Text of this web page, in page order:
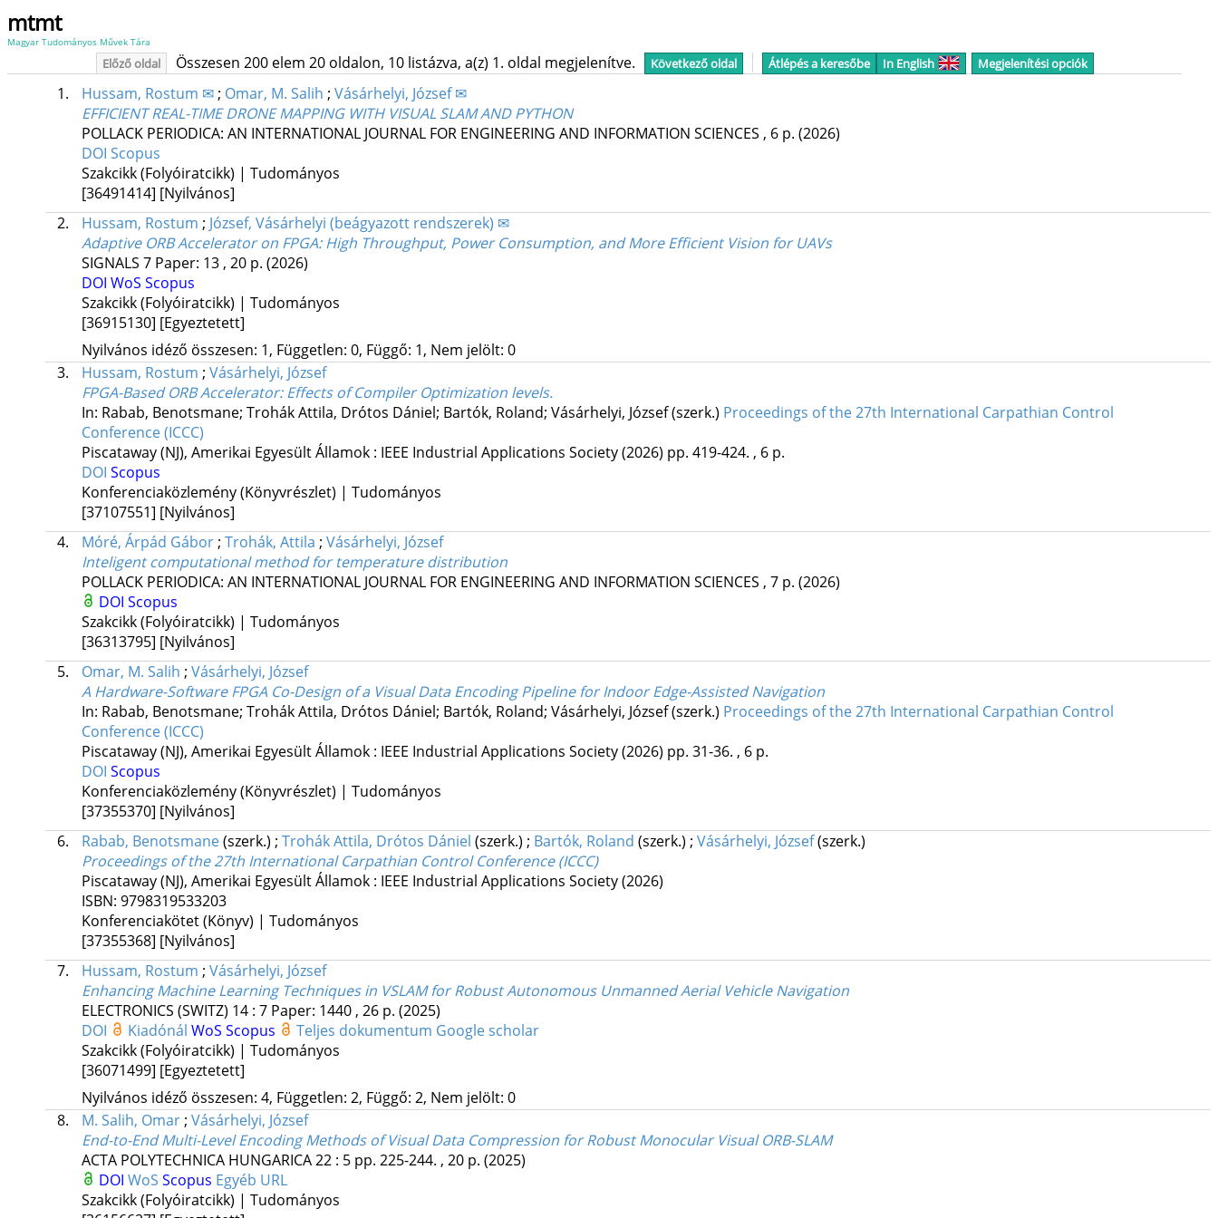
mtmt
Magyar Tudományos Művek Tára
Előző oldal Összesen 200 elem 20 oldalon, 10 listázva, a(z) 1. oldal megjelenítve. Következő oldal Átlépés a keresőbe In English Megjelenítési opciók
1. Hussam, Rostum ✉; Omar, M. Salih ; Vásárhelyi, József ✉
EFFICIENT REAL-TIME DRONE MAPPING WITH VISUAL SLAM AND PYTHON
POLLACK PERIODICA: AN INTERNATIONAL JOURNAL FOR ENGINEERING AND INFORMATION SCIENCES , 6 p. (2026)
DOI Scopus
Szakcikk (Folyóiratcikk) | Tudományos
[36491414] [Nyilvános]
2.
Hussam, Rostum ; József, Vásárhelyi (beágyazott rendszerek) ✉
Adaptive ORB Accelerator on FPGA: High Throughput, Power Consumption, and More Efficient Vision for UAVs
SIGNALS 7 Paper: 13 , 20 p. (2026)
DOI WoS Scopus
Szakcikk (Folyóiratcikk) | Tudományos
[36915130] [Egyeztetett]
Nyilvános idéző összesen: 1, Független: 0, Függő: 1, Nem jelölt: 0
3.
Hussam, Rostum ; Vásárhelyi, József
FPGA-Based ORB Accelerator: Effects of Compiler Optimization levels.
In: Rabab, Benotsmane; Trohák Attila, Drótos Dániel; Bartók, Roland; Vásárhelyi, József (szerk.) Proceedings of the 27th International Carpathian Control
Conference (ICCC)
Piscataway (NJ), Amerikai Egyesült Államok : IEEE Industrial Applications Society(2026) pp. 419-424. , 6 p.
DOI Scopus
Konferenciaközlemény (Könyvrészlet) | Tudományos
[37107551] [Nyilvános]
4.
Móré, Árpád Gábor; Trohák, Attila ; Vásárhelyi, József
Inteligent computational method for temperature distribution
POLLACK PERIODICA: AN INTERNATIONAL JOURNAL FOR ENGINEERING AND INFORMATION SCIENCES , 7 p. (2026)
DOI Scopus
Szakcikk (Folyóiratcikk) | Tudományos
[36313795] [Nyilvános]
5.
Omar, M. Salih ; Vásárhelyi, József
A Hardware-Software FPGA Co-Design of a Visual Data Encoding Pipeline for Indoor Edge-Assisted Navigation
In: Rabab, Benotsmane; Trohák Attila, Drótos Dániel; Bartók, Roland; Vásárhelyi, József (szerk.) Proceedings of the 27th International Carpathian Control
Conference (ICCC)
Piscataway (NJ), Amerikai Egyesült Államok : IEEE Industrial Applications Society(2026) pp. 31-36. , 6 p.
DOI Scopus
Konferenciaközlemény (Könyvrészlet) | Tudományos
[37355370] [Nyilvános]
6.
Rabab, Benotsmane(szerk.) ; Trohák Attila, Drótos Dániel (szerk.) ; Bartók, Roland (szerk.) ; Vásárhelyi, József(szerk.)
Proceedings of the 27th International Carpathian Control Conference (ICCC)
Piscataway (NJ), Amerikai Egyesült Államok : IEEE Industrial Applications Society(2026)
ISBN: 9798319533203
Konferenciakötet (Könyv) | Tudományos
[37355368] [Nyilvános]
7.
Hussam, Rostum ; Vásárhelyi, József
Enhancing Machine Learning Techniques in VSLAM for Robust Autonomous Unmanned Aerial Vehicle Navigation
ELECTRONICS (SWITZ) 14: 7 Paper: 1440 , 26 p. (2025)
DOI
Kiadónál WoS Scopus Teljes dokumentum Google scholar
Szakcikk (Folyóiratcikk) | Tudományos
[36071499] [Egyeztetett]
Nyilvános idéző összesen: 4, Független: 2, Függő: 2, Nem jelölt: 0
8.
M. Salih, Omar; Vásárhelyi, József
End-to-End Multi-Level Encoding Methods of Visual Data Compression for Robust Monocular Visual ORB-SLAM
ACTA POLYTECHNICA HUNGARICA22: 5 pp. 225-244. , 20 p. (2025)
DOI WoS Scopus Egyéb URL
Szakcikk (Folyóiratcikk) | Tudományos